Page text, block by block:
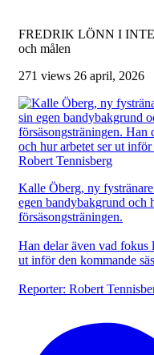
FREDRIK LÖNN I
och målen
271 views 26 april, 2026
Kalle Öberg, ny
egen bandybakgrund och
försäsongsträningen.
Han delar även vad fokus
ut inför den kommande
Reporter: Robert